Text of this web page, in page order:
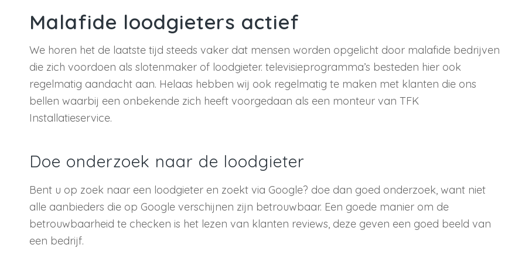
Malafide loodgieters actief
We horen het de laatste tijd steeds vaker dat mensen worden opgelicht door malafide bedrijven
die zich voordoen als slotenmaker of loodgieter. televisieprogramma’s besteden hier ook
regelmatig aandacht aan. Helaas hebben wij ook regelmatig te maken met klanten die ons
bellen waarbij een onbekende zich heeft voorgedaan als een monteur van TFK
Installatieservice.
Doe onderzoek naar de loodgieter
Bent u op zoek naar een loodgieter en zoekt via Google? doe dan goed onderzoek, want niet
alle aanbieders die op Google verschijnen zijn betrouwbaar. Een goede manier om de
betrouwbaarheid te checken is het lezen van klanten reviews, deze geven een goed beeld van
een bedrijf.